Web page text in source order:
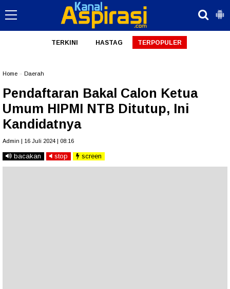
TERKINI HASTAG TERPOPULER
Home Daerah
Pendaftaran Bakal Calon Ketua
Umum HIPMI NTB Ditutup, Ini
Kandidatnya
Admin | 16 Juli 2024 | 08:16
bacakan stop screen